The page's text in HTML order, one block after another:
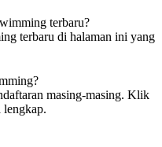
terbaru?
terbaru di halaman ini yang
masing-masing. Klik
lengkap.